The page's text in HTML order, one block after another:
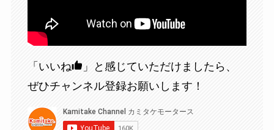
「いいね
」と感じていただけましたら、
ぜひチャンネル登録お願いします！